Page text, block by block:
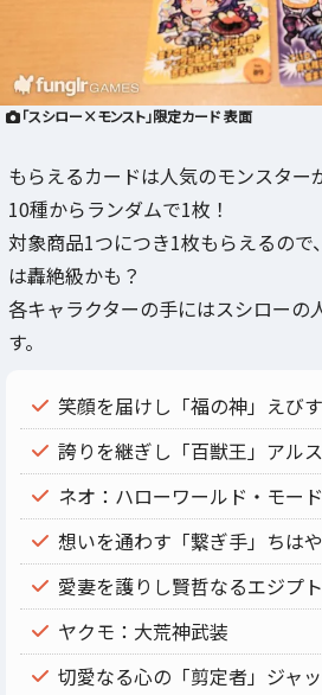
「スシロー×モンスト」限定カード 表面
もらえるカードは人気のモンスター
10種からランダムで1枚！
対象商品1つにつき1枚もらえるので
は轟絶級かも？
各キャラクターの手にはスシローの
す。
笑顔を届けし「福の神」えびす
誇りを継ぎし「百獣王」アル
ネオ：ハローワールド・モード
想いを通わす「繋ぎ手」ちはや
愛妻を護りし賢哲なるエジプ
ヤクモ：大荒神武装
切愛なる心の「剪定者」ジャ